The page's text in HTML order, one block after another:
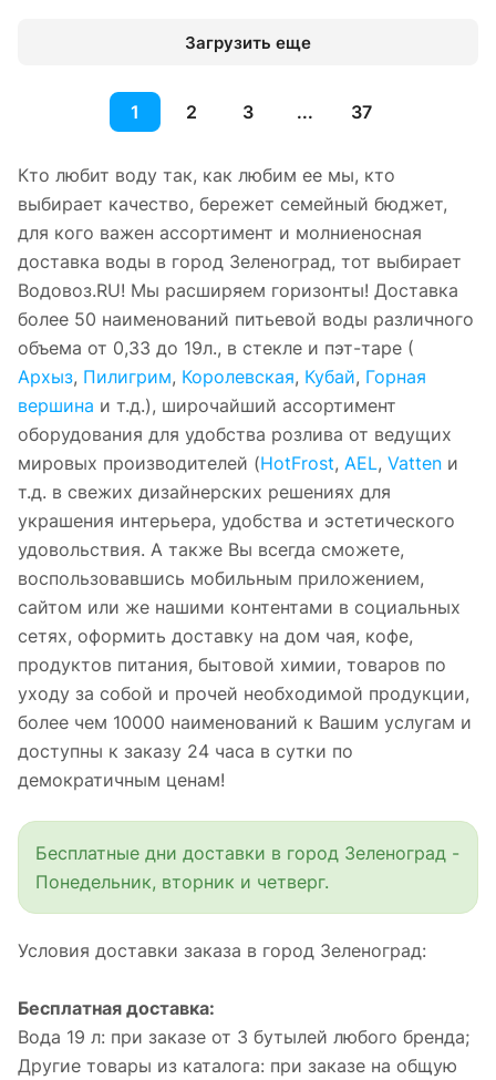
Загрузить еще
1 2 3 ... 37
Кто любит воду так, как любим ее мы, кто
выбирает качество, бережет семейный бюджет,
для кого важен ассортимент и молниеносная
доставка воды в город Зеленоград, тот выбирает
Водовоз.RU! Мы расширяем горизонты! Доставка
более 50 наименований питьевой воды различного
объема от 0,33 до 19л., в стекле и пэт-таре (
Архыз, Пилигрим, Королевская, Кубай, Горная
вершина и т.д.), широчайший ассортимент
оборудования для удобства розлива от ведущих
мировых производителей (HotFrost, AEL, Vatten и
т.д. в свежих дизайнерских решениях для
украшения интерьера, удобства и эстетического
удовольствия. А также Вы всегда сможете,
воспользовавшись мобильным приложением,
сайтом или же нашими контентами в социальных
сетях, оформить доставку на дом чая, кофе,
продуктов питания, бытовой химии, товаров по
уходу за собой и прочей необходимой продукции,
более чем 10000 наименований к Вашим услугам и
доступны к заказу 24 часа в сутки по
демократичным ценам!
Бесплатные дни доставки в город Зеленоград -
Понедельник, вторник и четверг.
Условия доставки заказа в город Зеленоград:
Бесплатная доставка:
Вода 19 л: при заказе от 3 бутылей любого бренда;
Другие товары из каталога: при заказе на общую